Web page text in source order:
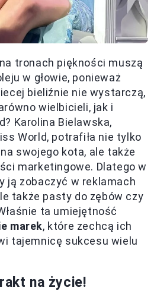
tronach piękności muszą
w głowie, ponieważ
bieliźnie nie wystarczą,
wielbicieli, jak i
Karolina Bielawska,
World, potrafiła nie tylko
swojego kota, ale także
marketingowe. Dlatego w
ją zobaczyć w reklamach
także pasty do zębów czy
ta umiejętność
marek, które zechcą ich
tajemnicę sukcesu wielu
na życie!